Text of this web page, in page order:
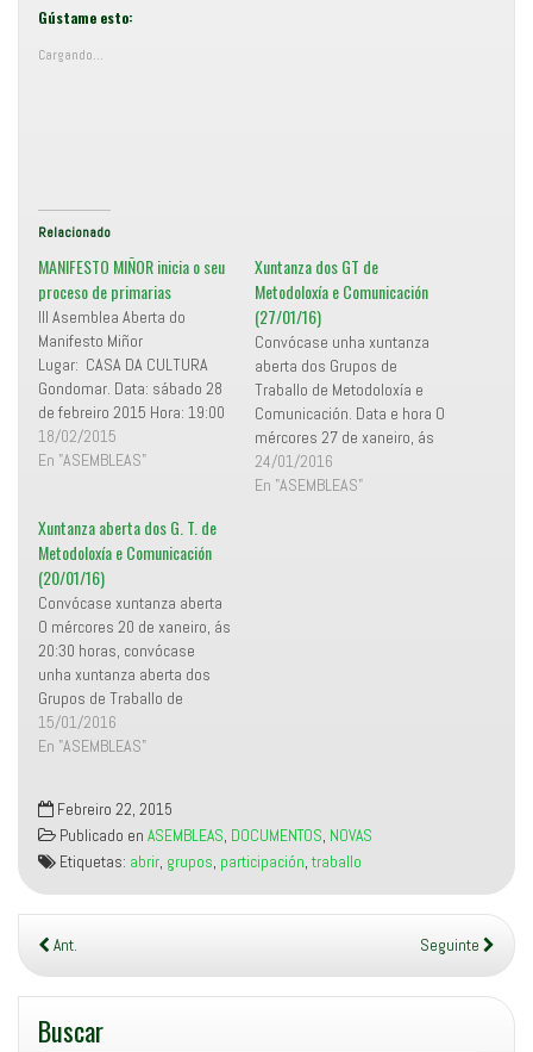
r
t
r
S
e
b
r
e
e
n
n
e
t
a
n
a
a
e
n
F
a
c
b
o
o
k
S
b
u
a
n
a
n
a
n
e
)
Gústame esto:
Cargando...
Relacionado
MANIFESTO MIÑOR inicia o seu
proceso de primarias
III Asemblea Aberta do
Manifesto Miñor
Lugar: CASA DA CULTURA
Gondomar. Data: sábado 28
de febreiro 2015 Hora: 19:00
Aprobación do Código Etico e
o Regulamento de Primarias
avanzando. Este vindeiro
SÁBADO 28 de Febreiro as
19:00h na CASA DA CULTURA
de GONDOMAR vai ter lugar a
ASEMBLEA ABERTA do
MANIFESTO …
18/02/2015
En "ASEMBLEAS"
Xuntanza dos GT de
Metodoloxía e Comunicación
(27/01/16)
Convócase unha xuntanza
aberta dos Grupos de
Traballo de Metodoloxía e
Comunicación. Data e hora O
mércores 27 de xaneiro, ás
20:30 horas. Lugar no Local
do Manifesto Miñor (r/
24/01/2016
En "ASEMBLEAS"
Xuntanza aberta dos G. T. de
Metodoloxía e Comunicación
(20/01/16)
Convócase xuntanza aberta
O mércores 20 de xaneiro, ás
20:30 horas, convócase
unha xuntanza aberta dos
Grupos de Traballo de
Metodoloxía e Comunicación
no Local do Manifesto Miñor
Traballo de Coordinación do
martes 12 de xaneiro
acordouse que, por unha…
15/01/2016
En "ASEMBLEAS"
Febreiro 22, 2015
Publicado en ASEMBLEAS, DOCUMENTOS, NOVAS
Etiquetas: abrir, grupos, participación,traballo
Ant. Seguinte
Buscar